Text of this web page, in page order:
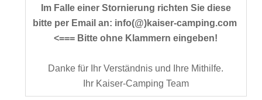
Im Falle einer Stornierung richten Sie diese
bitte per Email an: info(@)kaiser-camping.com
<=== Bitte ohne Klammern eingeben!
Danke für Ihr Verständnis und Ihre Mithilfe.
Ihr Kaiser-Camping Team